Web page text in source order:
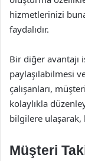
hizmetlerinizi
faydalıdır.
Bir diğer avantajı
paylaşılabilmesi
çalışanları,
kolaylıkla
bilgilere ulaşarak,
Müşteri